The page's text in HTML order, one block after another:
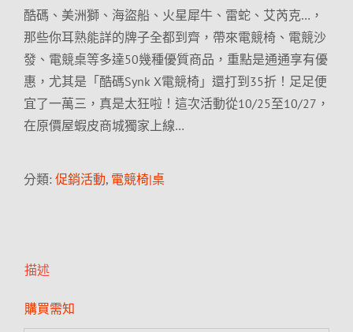
酷碼、美洲獅、海盜船、火星犀牛、雷蛇、艾芮克…，
那些你耳熟能詳的牌子全都到齊，帶來電競椅、電競沙
發、電競桌等多達50幾種優質商品，重點是通通享有優
惠，尤其是「酷碼Synk X電競椅」還打到35折！足足便
宜了一萬三，真是太狂啦！這次活動從10/25至10/27，
在原價屋蝦皮商城獨家上線…
分類: 促銷活動, 電競椅|桌
描述
購買需知